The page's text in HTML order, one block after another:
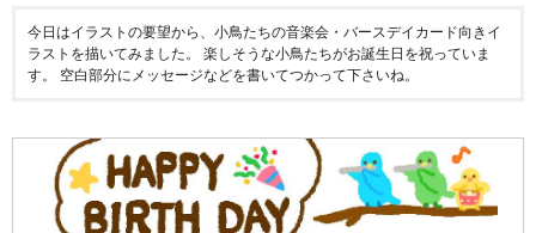
今日はイラストの要望から、小鳥たちの音楽会・バースデイカード向きイ
ラストを描いてみました。 楽しそうな小鳥たちがお誕生日を祝っていま
す。 空白部分にメッセージなどを書いてつかって下さいね。